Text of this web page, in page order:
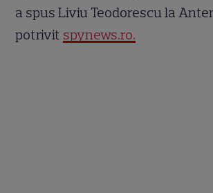
a spus Liviu Teodorescu la
potrivit spynews.ro.